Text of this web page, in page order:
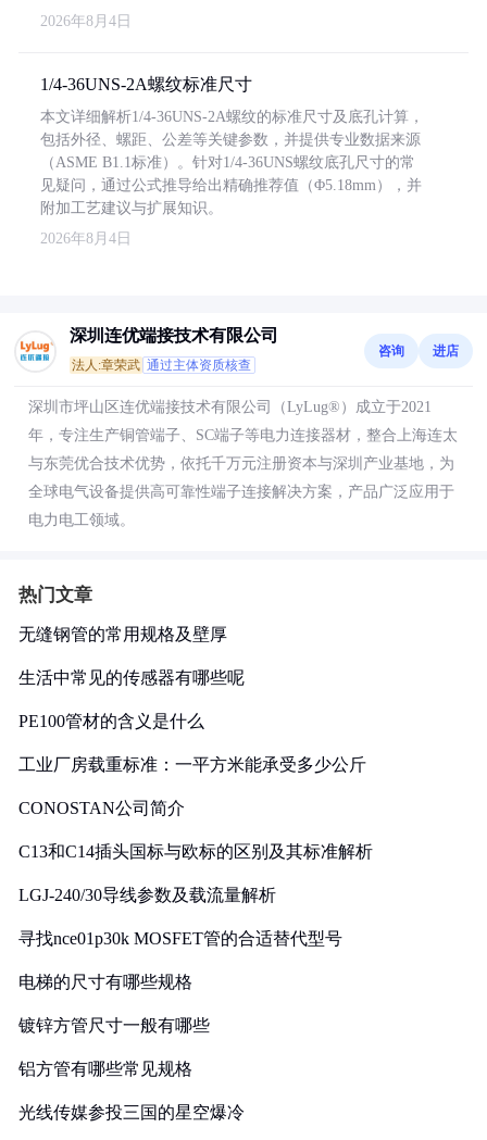
2026年8月4日
1/4-36UNS-2A螺纹标准尺寸
本文详细解析1/4-36UNS-2A螺纹的标准尺寸及底孔计算，
包括外径、螺距、公差等关键参数，并提供专业数据来源
（ASME B1.1标准）。针对1/4-36UNS螺纹底孔尺寸的常
见疑问，通过公式推导给出精确推荐值（Φ5.18mm），并
附加工艺建议与扩展知识。
2026年8月4日
深圳连优端接技术有限公司
法人:章荣武 通过主体资质核查
咨询 进店
深圳市坪山区连优端接技术有限公司（LyLug®）成立于2021
年，专注生产铜管端子、SC端子等电力连接器材，整合上海连太
与东莞优合技术优势，依托千万元注册资本与深圳产业基地，为
全球电气设备提供高可靠性端子连接解决方案，产品广泛应用于
电力电工领域。
热门文章
无缝钢管的常用规格及壁厚
生活中常见的传感器有哪些呢
PE100管材的含义是什么
工业厂房载重标准：一平方米能承受多少公斤
CONOSTAN公司简介
C13和C14插头国标与欧标的区别及其标准解析
LGJ-240/30导线参数及载流量解析
寻找nce01p30k MOSFET管的合适替代型号
电梯的尺寸有哪些规格
镀锌方管尺寸一般有哪些
铝方管有哪些常见规格
光线传媒参投三国的星空爆冷